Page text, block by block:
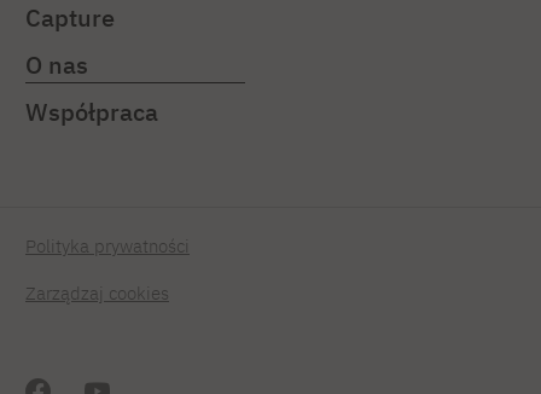
Capture
O nas
Współpraca
Polityka prywatności
Zarządzaj cookies